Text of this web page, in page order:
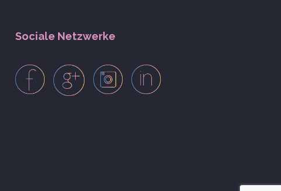
Sociale Netzwerke